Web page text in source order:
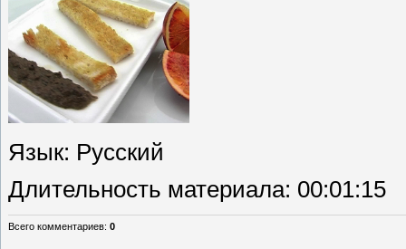
Язык: Русский
Длительность материала: 00:01:15
Всего комментариев: 0